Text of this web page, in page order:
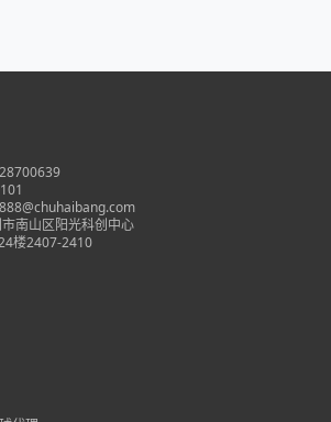
南山区阳光科创中心
楼2407-2410